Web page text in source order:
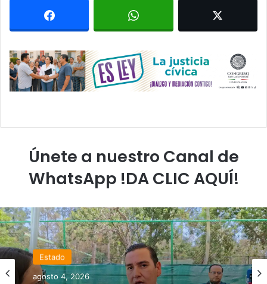
Únete a nuestro Canal de
WhatsApp !DA CLIC AQUÍ!
Estado
agosto 4, 2026